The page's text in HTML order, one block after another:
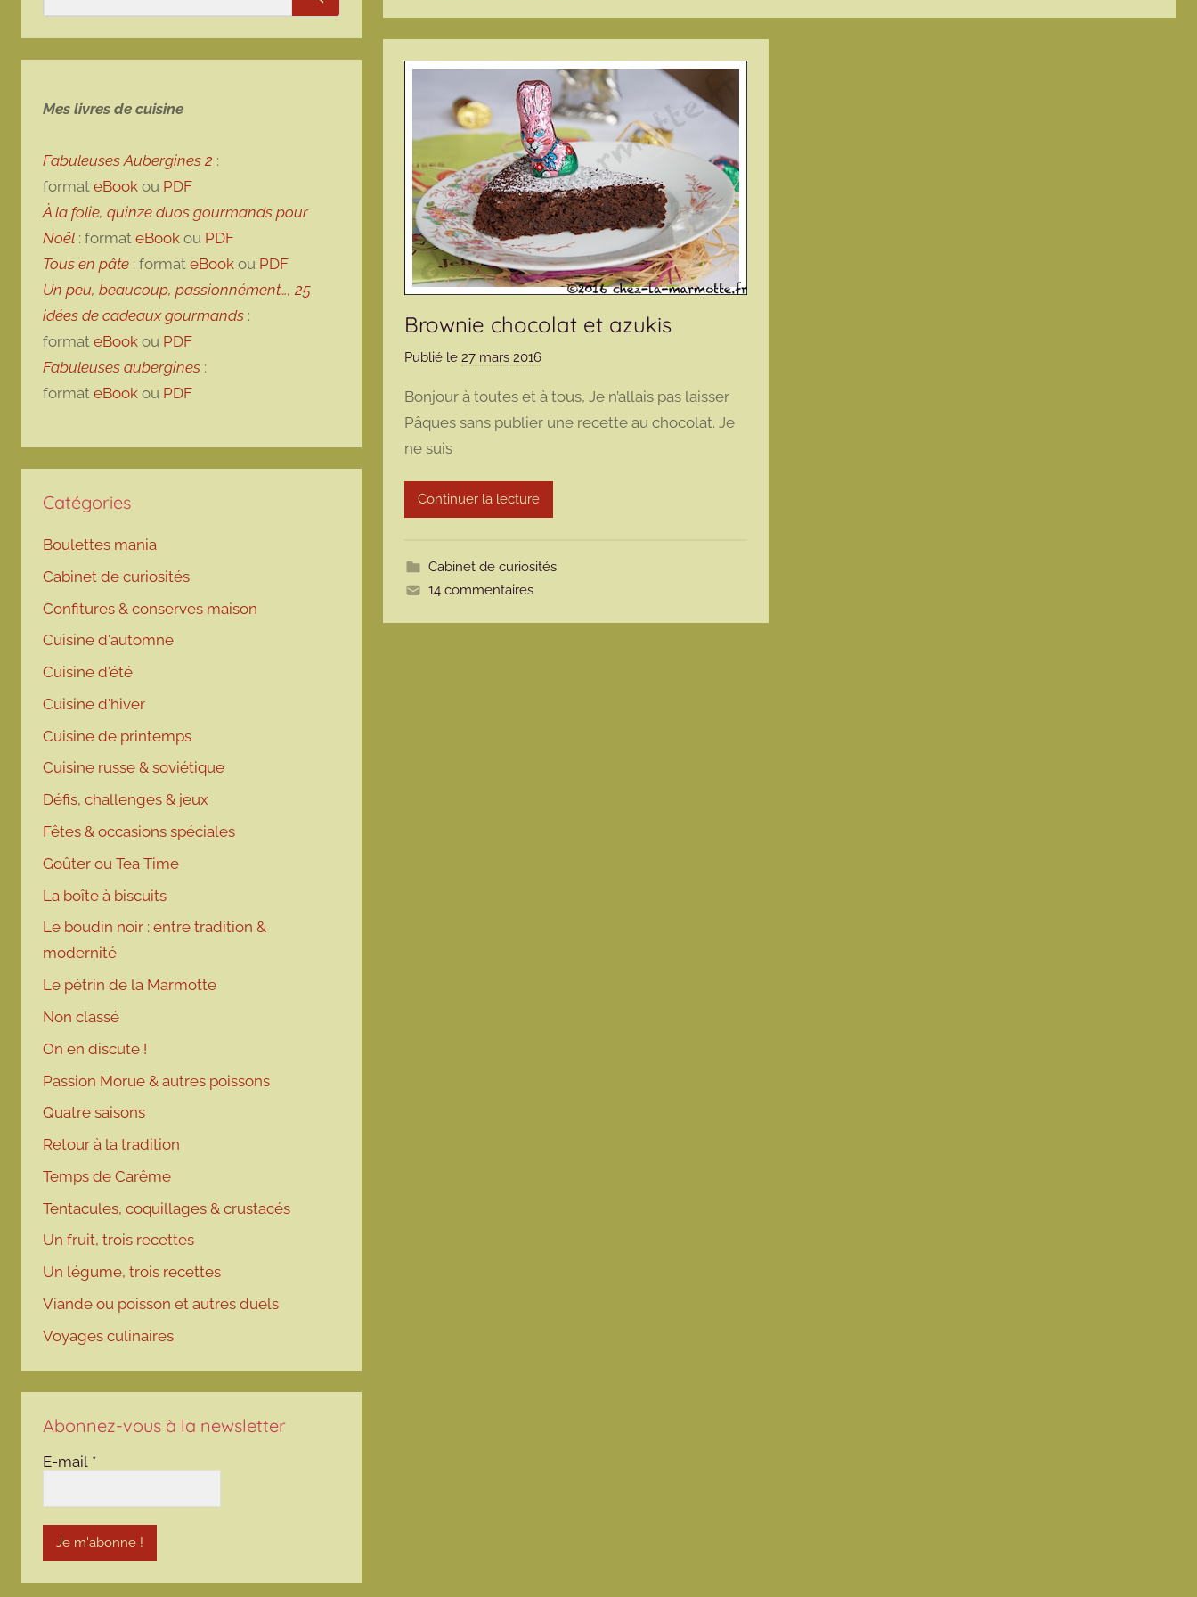
Brownie chocolat et azukis
Publié le 27 mars 2016p
r
m
o
t
Bonjour à toutes et à tous, Je n’allais pas laisser
Pâques sans publier une recette au chocolat. Je
ne suis
Continuer la lecture
Cabinet de curiosités
14 commentaires
Rechercher
Mes livres de cuisine
Fabuleuses Aubergines 2 :
format eBook ou PDF
À la folie, quinze duos gourmands pour
Noël : format eBook ou PDF
Tous en pâte : format eBook ou PDF
Un peu, beaucoup, passionnément…, 25
idées de cadeaux gourmands :
format eBook ou PDF
Fabuleuses aubergines :
format eBook ou PDF
Catégories
Boulettes mania
Cabinet de curiosités
Confitures & conserves maison
Cuisine d'automne
Cuisine d'été
Cuisine d'hiver
Cuisine de printemps
Cuisine russe & soviétique
Défis, challenges & jeux
Fêtes & occasions spéciales
Goûter ou Tea Time
La boîte à biscuits
Le boudin noir : entre tradition &
modernité
Le pétrin de la Marmotte
Non classé
On en discute !
Passion Morue & autres poissons
Quatre saisons
Retour à la tradition
Temps de Carême
Tentacules, coquillages & crustacés
Un fruit, trois recettes
Un légume, trois recettes
Viande ou poisson et autres duels
Voyages culinaires
Abonnez-vous à la newsletter
E-mail *